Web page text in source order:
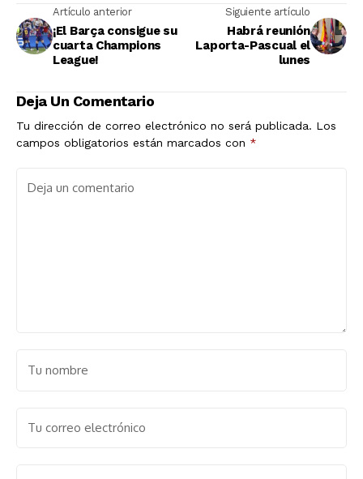
Artículo anterior
¡El Barça consigue su
cuarta Champions
League!
Siguiente artículo
Habrá reunión
Laporta-Pascual el
lunes
Deja Un Comentario
Tu dirección de correo electrónico no será publicada. Los
campos obligatorios están marcados con *